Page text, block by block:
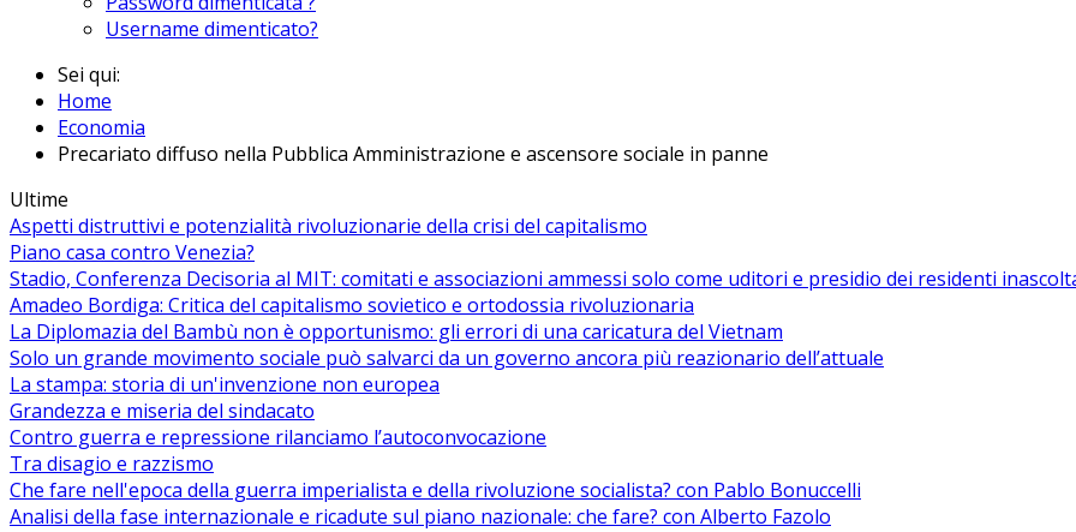
Username dimenticato?
Sei qui:
Home
Economia
Precariato diffuso nella Pubblica Amministrazione e ascensore sociale in panne
Ultime
Aspetti distruttivi e potenzialità rivoluzionarie della crisi del capitalismo
Piano casa contro Venezia?
Stadio, Conferenza Decisoria al MIT: comitati e associazioni ammessi solo come uditori e presidio dei residenti
Amadeo Bordiga: Critica del capitalismo sovietico e ortodossia rivoluzionaria
La Diplomazia del Bambù non è opportunismo: gli errori di una caricatura del Vietnam
Solo un grande movimento sociale può salvarci da un governo ancora più reazionario dell’attuale
La stampa: storia di un'invenzione non europea
Grandezza e miseria del sindacato
Contro guerra e repressione rilanciamo l’autoconvocazione
Tra disagio e razzismo
Che fare nell'epoca della guerra imperialista e della rivoluzione socialista? con Pablo Bonuccelli
Analisi della fase internazionale e ricadute sul piano nazionale: che fare? con Alberto Fazolo